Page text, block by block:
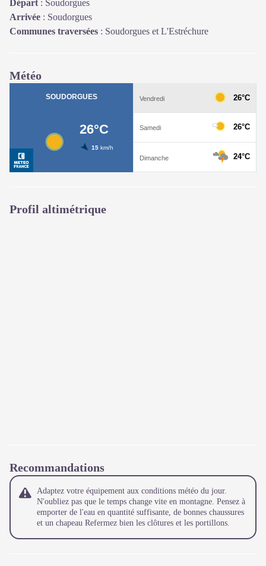
Départ : Soudorgues
Arrivée : Soudorgues
Communes traversées : Soudorgues et L'Estréchure
Météo
Profil altimétrique
Recommandations
Adaptez votre équipement aux conditions météo du jour.
N'oubliez pas que le temps change vite en montagne. Pensez à
emporter de l'eau en quantité suffisante, de bonnes chaussures
et un chapeau Refermez bien les clôtures et les portillons.